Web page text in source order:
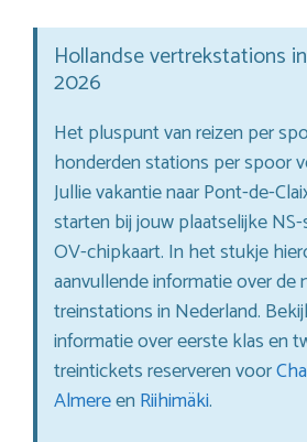
Hollandse vertrekstations
2026
Het pluspunt van reizen per
honderden stations per spoor
Jullie vakantie naar Pont-de-
starten bij jouw plaatselijke
OV-chipkaart. In het stukje
aanvullende informatie over de
treinstations in Nederland.
informatie over eerste klas en
treintickets reserveren voor
Almereen Riihimäki.